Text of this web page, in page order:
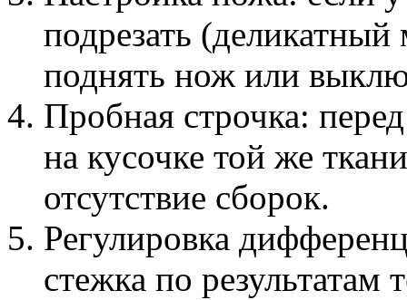
подрезать
поднять нож или
Пробная строчка:
на кусочке той же
отсутствие сборок.
Регулировка
стежка по результатам